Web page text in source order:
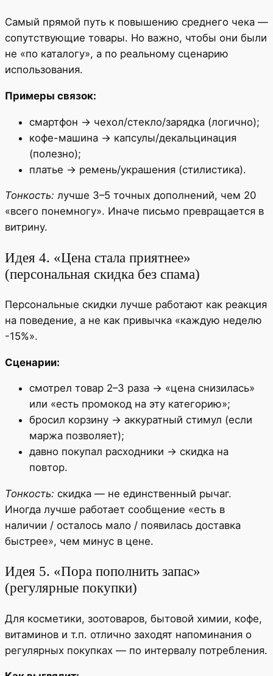
Самый прямой путь к повышению среднего чека —
сопутствующие товары. Но важно, чтобы они были
не «по каталогу», а по реальному сценарию
использования.
Примеры связок:
смартфон → чехол/стекло/зарядка (логично);
кофе-машина → капсулы/декальцинация
(полезно);
платье → ремень/украшения (стилистика).
Тонкость: лучше 3–5 точных дополнений, чем 20
«всего понемногу». Иначе письмо превращается в
витрину.
Идея 4. «Цена стала приятнее»
(персональная скидка без спама)
Персональные скидки лучше работают как реакция
на поведение, а не как привычка «каждую неделю
-15%».
Сценарии:
смотрел товар 2–3 раза → «цена снизилась»
или «есть промокод на эту категорию»;
бросил корзину → аккуратный стимул (если
маржа позволяет);
давно покупал расходники → скидка на
повтор.
Тонкость: скидка — не единственный рычаг.
Иногда лучше работает сообщение «есть в
наличии / осталось мало / появилась доставка
быстрее», чем минус в цене.
Идея 5. «Пора пополнить запас»
(регулярные покупки)
Для косметики, зоотоваров, бытовой химии, кофе,
витаминов и т.п. отлично заходят напоминания о
регулярных покупках — по интервалу потребления.